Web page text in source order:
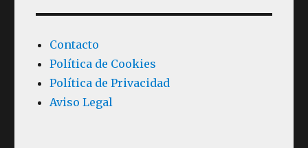
Contacto
Política de Cookies
Política de Privacidad
Aviso Legal